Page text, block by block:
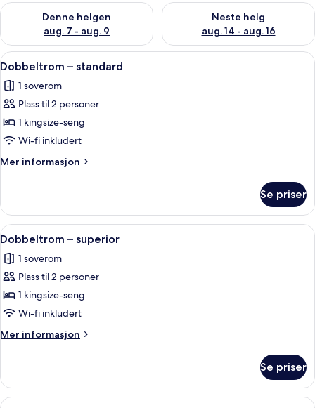
Denne helgen
aug. 7 - aug. 9
Sjekk tilgjengelighet for denne helgen, aug. 7 - aug. 9
Neste helg
aug. 14 - aug. 16
Sjekk tilgjengelighet for neste
Åpne
alle
bildene
av
Dobbeltrom
–
standard
Dobbeltrom – standard | Sengetøy
7
Dobbeltrom – standard
1 soverom
Plass til 2 personer
1 kingsize-seng
Wi-fi inkludert
Mer informasjon
Mer
–
standard
Se priser
Åpne
alle
bildene
av
Dobbeltrom
–
superior
Dobbeltrom – superior | Sengetøy
7
Dobbeltrom – superior
1 soverom
Plass til 2 personer
1 kingsize-seng
Wi-fi inkludert
Mer informasjon
Mer
–
superior
Se priser
Åpne
Dobbeltrom – premium | Sengetøy